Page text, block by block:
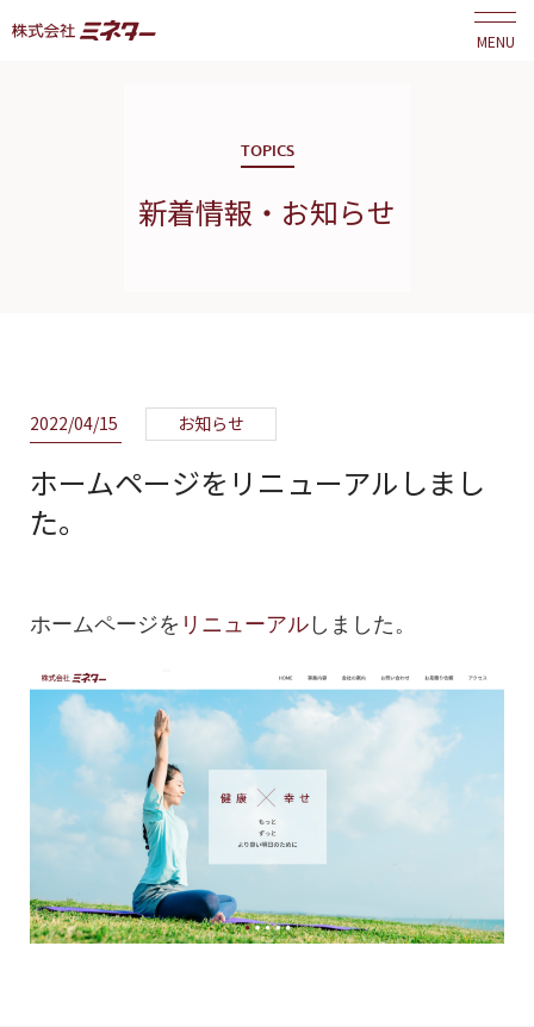
MENU
TOPICS
新着情報・お知らせ
2022/04/15 お知らせ
ホームページをリニューアルしまし
た。
ホームページを リニューアルしました。